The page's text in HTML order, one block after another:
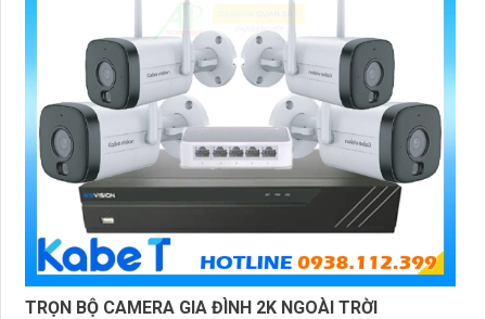
TRỌN BỘ CAMERA GIA ĐÌNH 2K NGOÀI TRỜI